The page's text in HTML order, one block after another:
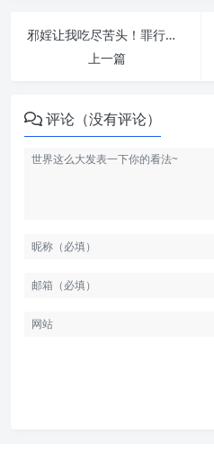
邪婬让我吃尽苦头！罪行深重 | 纵欲危害
上一篇
评论（没有评论）